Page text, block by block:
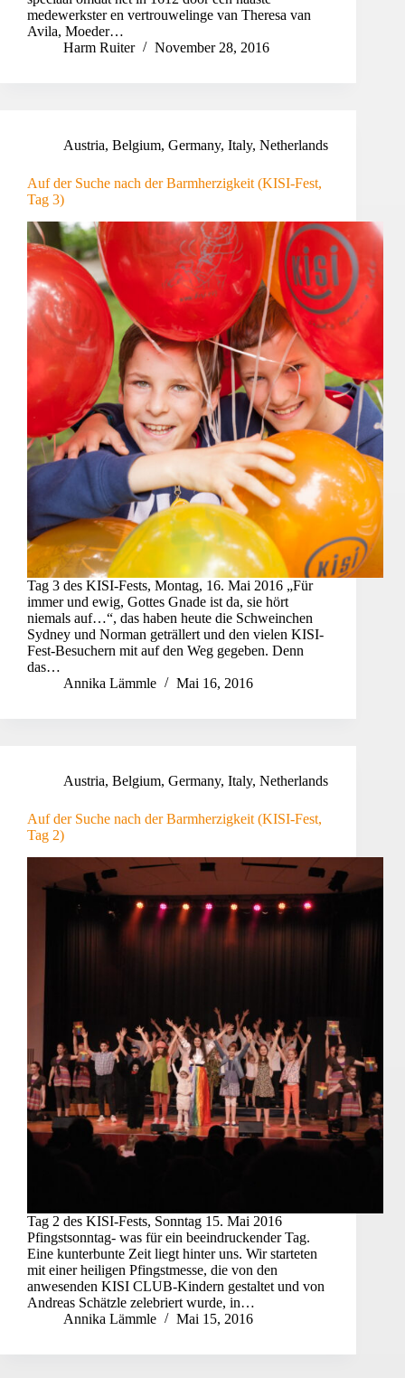
medewerkster en vertrouwelinge van Theresa van
Avila, Moeder…
Harm Ruiter
November 28, 2016
Austria, Belgium, Germany, Italy, Netherlands
Auf der Suche nach der Barmherzigkeit (KISI-Fest,
Tag 3)
Tag 3 des KISI-Fests, Montag, 16. Mai 2016 „Für
immer und ewig, Gottes Gnade ist da, sie hört
niemals auf…“, das haben heute die Schweinchen
Sydney und Norman geträllert und den vielen KISI-
Fest-Besuchern mit auf den Weg gegeben. Denn
das…
Annika Lämmle
Mai 16, 2016
Austria, Belgium, Germany, Italy, Netherlands
Auf der Suche nach der Barmherzigkeit (KISI-Fest,
Tag 2)
Tag 2 des KISI-Fests, Sonntag 15. Mai 2016
Pfingstsonntag- was für ein beeindruckender Tag.
Eine kunterbunte Zeit liegt hinter uns. Wir starteten
mit einer heiligen Pfingstmesse, die von den
anwesenden KISI CLUB-Kindern gestaltet und von
Andreas Schätzle zelebriert wurde, in…
Annika Lämmle
Mai 15, 2016